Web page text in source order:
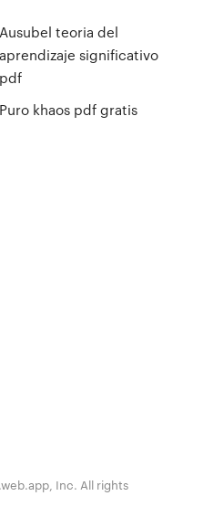
Ausubel teoria del
aprendizaje significativo
pdf
Puro khaos pdf gratis
Inc. All rights